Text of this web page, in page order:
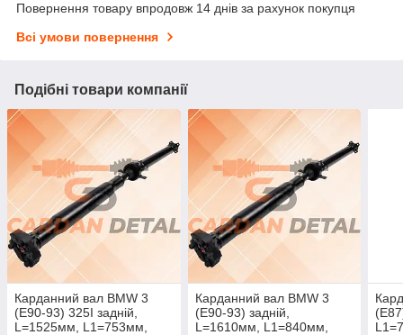
Повернення товару впродовж 14 днів за рахунок покупця
Всі умови повернення
Подібні товари компанії
Карданний вал BMW 3
(E90-93) 325I задній,
L=1525мм, L1=753мм,
Карданний вал BMW 3
(E90-93) задній,
L=1610мм, L1=840мм,